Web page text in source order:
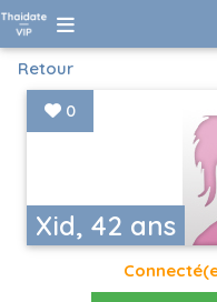
Retour
Xid, 42 ans
0